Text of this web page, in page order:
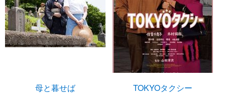
母と暮せば TOKYOタクシー